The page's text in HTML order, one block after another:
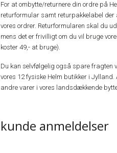
For at ombytte/returnere din ordre på
returformular samt returpakkelabel der
vores ordrer. Returformularen skal du
mens det er frivilligt om du vil bruge
koster 49,- at bruge).
Du kan selvfølgelig også spare fragten
vores 12 fysiske Helm butikker i
andre varer i vores landsdækkende
kunde anmeldelser